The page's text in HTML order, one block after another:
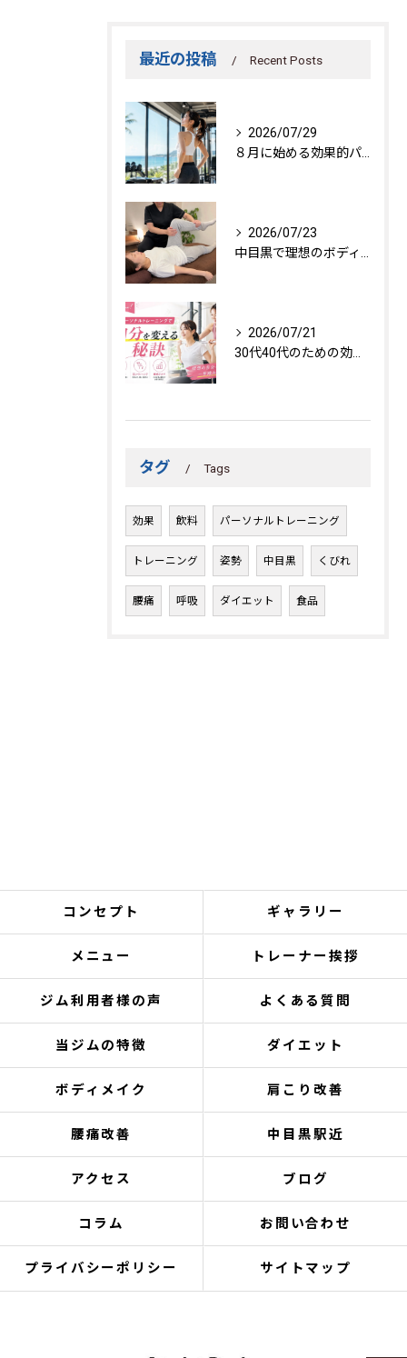
最近の投稿 Recent Posts
2026/07/29
2026/07/23
2026/07/21
タグ Tags
効果 飲料 パーソナルトレーニング
トレーニング 姿勢 中目黒 くびれ
腰痛 呼吸 ダイエット 食品
コンセプト ギャラリー
メニュー トレーナー挨拶
ジム利用者様の声 よくある質問
当ジムの特徴 ダイエット
ボディメイク 肩こり改善
腰痛改善 中目黒駅近
アクセス ブログ
コラム お問い合わせ
プライバシーポリシー サイトマップ